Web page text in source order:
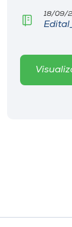
CPA
Editora
18/09/